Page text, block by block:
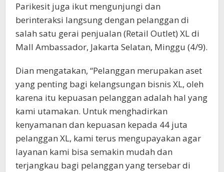
Parikesit juga ikut mengunjungi dan
berinteraksi langsung dengan pelanggan di
salah satu gerai penjualan (Retail Outlet) XL di
Mall Ambassador, Jakarta Selatan, Minggu (4/9).
Dian mengatakan, “Pelanggan merupakan aset
yang penting bagi kelangsungan bisnis XL, oleh
karena itu kepuasan pelanggan adalah hal yang
kami utamakan. Untuk menghadirkan
kenyamanan dan kepuasan kepada 44 juta
pelanggan XL, kami terus mengupayakan agar
layanan kami bisa semakin mudah dan
terjangkau bagi pelanggan yang tersebar di